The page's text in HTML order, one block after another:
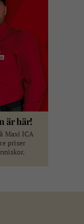
är här!
Maxi ICA
priser